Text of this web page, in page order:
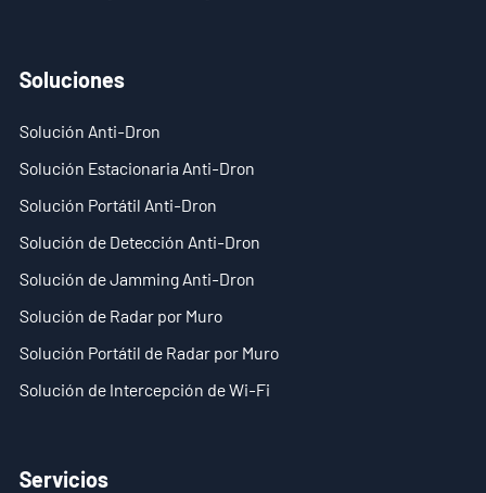
- Solución de Detección Anti-Dron
- Solución de Jamming Anti-Dron
- Solución Portátil de Radar por Muro
- Solución de Intercepción de Wi-Fi
Soluciones
Solución Anti-Dron
Solución Estacionaria Anti-Dron
Solución Portátil Anti-Dron
Solución de Detección Anti-Dron
Solución de Jamming Anti-Dron
Solución de Radar por Muro
Solución Portátil de Radar por Muro
Solución de Intercepción de Wi-Fi
Servicios